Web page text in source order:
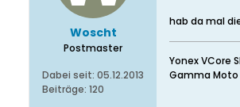
Woscht
Postmaster
Dabei seit: 05.12.2013
Beiträge: 120
hab da mal
Yonex VCore
Gamma Moto